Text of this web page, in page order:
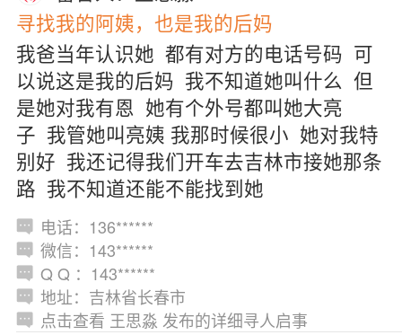
寻找我的阿姨，也是我的后妈
我爸当年认识她 都有对方的电话号码 可
以说这是我的后妈 我不知道她叫什么 但
是她对我有恩 她有个外号都叫她大亮
子 我管她叫亮姨 我那时候很小 她对我特
别好 我还记得我们开车去吉林市接她那条
路 我不知道还能不能找到她
电话：136******
微信：143******
Q Q ：143******
地址：吉林省长春市
点击查看 王思淼 发布的详细寻人启事